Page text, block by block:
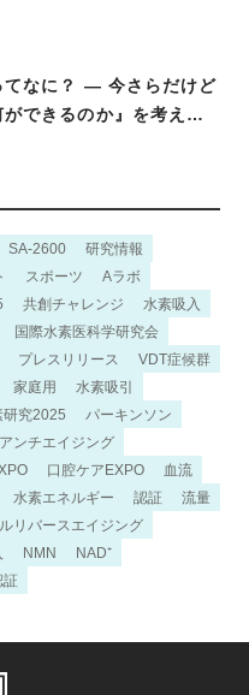
てなに？ ― 今さらだけど
できるのか』を考える
SA-2600
研究情報
スポーツ
Aラボ
共創チャレンジ
水素吸入
国際水素医科学研究会
プレスリリース
VDT症候群
家庭用
水素吸引
研究2025
パーキンソン
アンチエイジング
口腔ケアEXPO
血流
水素エネルギー 認証
流量
リバースエイジング
NMN
NAD⁺
証